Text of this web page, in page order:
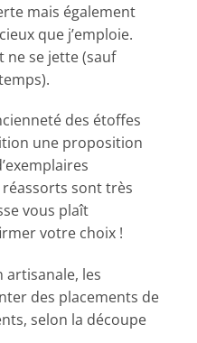
mais également
que j’emploie.
ne se jette (sauf
des étoffes
une proposition
sont très
vous plaît
votre choix !
artisanale, les
des placements de
selon la découpe